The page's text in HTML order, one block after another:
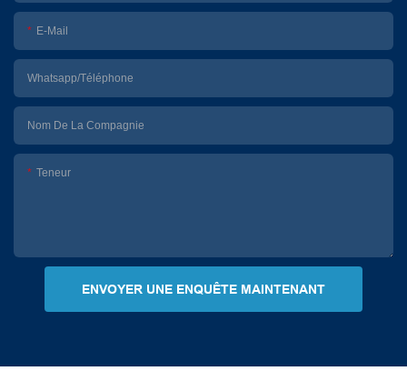
E-Mail
Whatsapp/Téléphone
Nom De La Compagnie
Teneur
ENVOYER UNE ENQUÊTE MAINTENANT